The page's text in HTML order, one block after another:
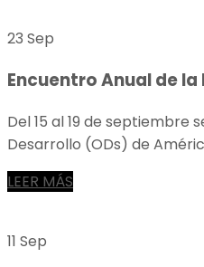
23 Sep
Encuentro Anual de
Del 15 al 19 de septiembre
Desarrollo (ODs) de
LEER MÁS
11 Sep